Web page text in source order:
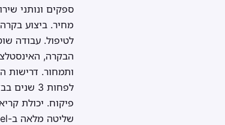
ספקים ונותני
מחיר. ביצוע
לטיפול. עבודה
הבקרה,
ותמחור. דרישות
לפחות 3
פיקוח. יכולת